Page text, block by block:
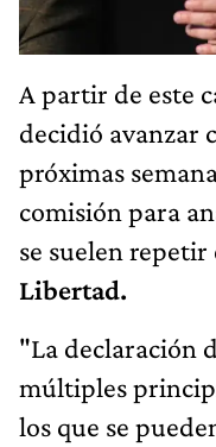
A partir de este
decidió avanzar
próximas
comisión para
se suelen
Libertad.
"La declaración
múltiples
los que se